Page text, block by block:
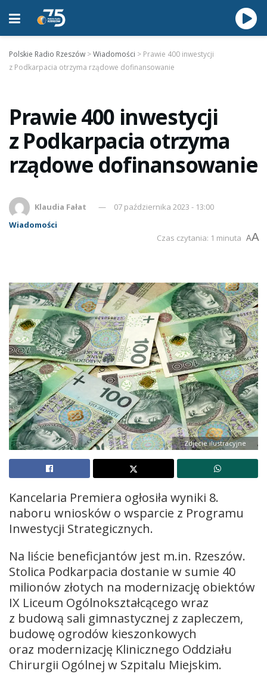
Polskie Radio Rzeszów >Wiadomości > Prawie 400 inwestycji
z Podkarpacia otrzyma rządowe dofinansowanie
Prawie 400 inwestycji
z Podkarpacia otrzyma
rządowe dofinansowanie
Klaudia Fałat
07 października 2023 - 13:00
Wiadomości
Czas czytania: 1 minuta AA
Zdjęcie ilustracyjne
Kancelaria Premiera ogłosiła wyniki 8.
naboru wniosków o wsparcie z Programu
Inwestycji Strategicznych.
Na liście beneficjantów jest m.in. Rzeszów.
Stolica Podkarpacia dostanie w sumie 40
milionów złotych na modernizację obiektów
IX Liceum Ogólnokształcącego wraz
z budową sali gimnastycznej z zapleczem,
budowę ogrodów kieszonkowych
oraz modernizację Klinicznego Oddziału
Chirurgii Ogólnej w Szpitalu Miejskim.